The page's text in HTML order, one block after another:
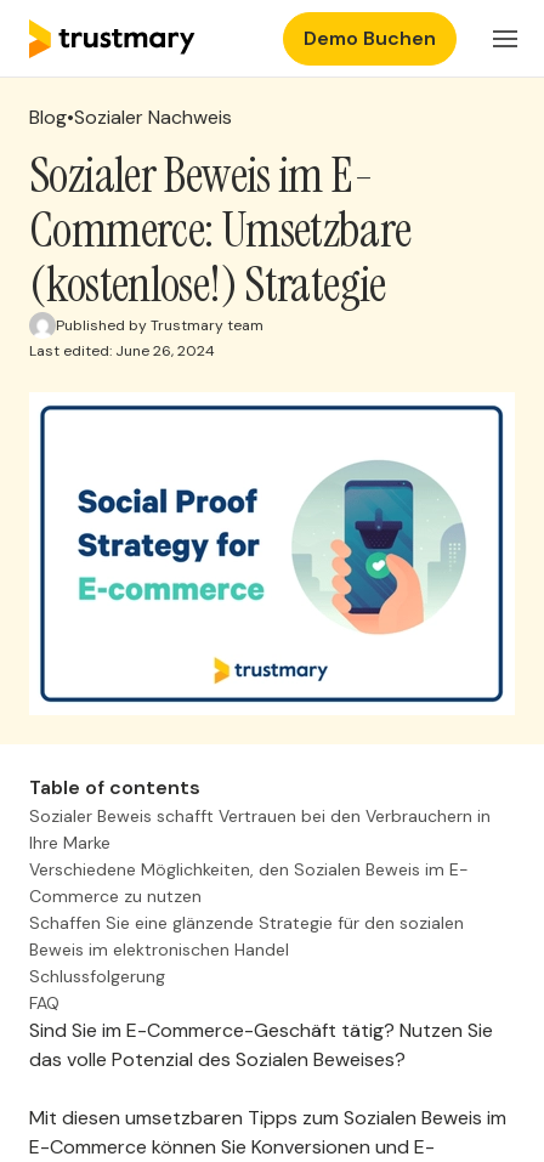
Produkte
Preisgestaltung
Ressourcen
DE Einloggen
Demo Buchen
Blog•Sozialer Nachweis
Sozialer Beweis im E-
Commerce: Umsetzbare
(kostenlose!) Strategie
Published by Trustmary team
Last edited: June 26, 2024
Table of contents
Sozialer Beweis schafft Vertrauen bei den Verbrauchern in
Ihre Marke
Verschiedene Möglichkeiten, den Sozialen Beweis im E-
Commerce zu nutzen
Schaffen Sie eine glänzende Strategie für den sozialen
Beweis im elektronischen Handel
Schlussfolgerung
FAQ
Sind Sie im E-Commerce-Geschäft tätig? Nutzen Sie
das volle Potenzial des Sozialen Beweises?
Mit diesen umsetzbaren Tipps zum Sozialen Beweis im
E-Commerce können Sie Konversionen und E-
Sie verschwenden 98 %
Ihres Website-Traffics!
gewinnen.